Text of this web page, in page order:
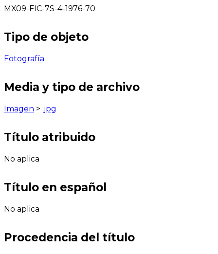
MX09-FIC-7S-4-1976-70
Tipo de objeto
Fotografía
Media y tipo de archivo
Imagen > .jpg
Título atribuido
No aplica
Título en español
No aplica
Procedencia del título